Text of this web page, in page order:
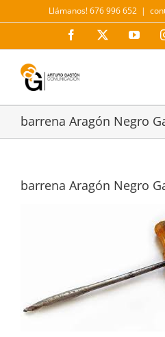
al
Llámanos! 676 996 652 |
Facebook
barrena Aragón Negro
barrena Aragón Negro